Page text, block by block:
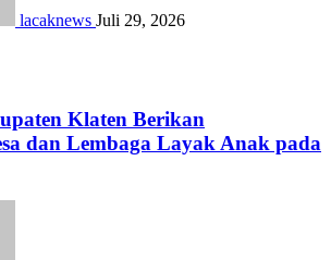
lacaknews Juli 29, 2026
Klaten Berikan
dan Lembaga Layak Anak pada